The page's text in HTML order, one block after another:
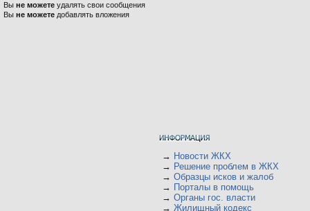
Вы не можете удалять свои сообщения
Вы не можете добавлять вложения
→ Новости ЖКХ
→ Решение проблем в ЖКХ
→ Образцы исков и жалоб
→ Порталы в помощь
→ Органы гос. власти
→ Жилищный кодекс